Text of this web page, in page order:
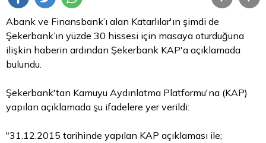
Abank ve Finansbank’ı alan Katarlılar'ın şimdi de
Şekerbank’ın yüzde 30 hissesi için masaya oturduğuna
ilişkin haberin ardından Şekerbank KAP'a açıklamada
bulundu.
Şekerbank'tan Kamuyu Aydınlatma Platformu'na (KAP)
yapılan açıklamada şu ifadelere yer verildi:
"31.12.2015 tarihinde yapılan KAP açıklaması ile;